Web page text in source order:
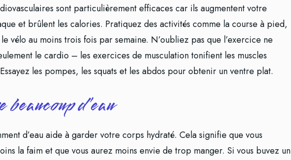
sont particulièrement efficaces car ils augmentent votre
et brûlent les calories. Pratiquez des activités comme la course à pied,
vélo au moins trois fois par semaine. N’oubliez pas que l’exercice ne
le cardio – les exercices de musculation tonifient les muscles
les pompes, les squats et les abdos pour obtenir un ventre plat.
d’eau
d’eau aide à garder votre corps hydraté. Cela signifie que vous
la faim et que vous aurez moins envie de trop manger. Si vous buvez un